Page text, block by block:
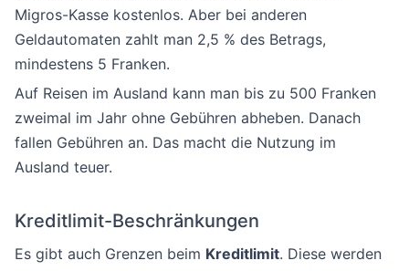
Migros-Kasse kostenlos. Aber bei anderen
Geldautomaten zahlt man 2,5 % des Betrags,
mindestens 5 Franken.
Auf Reisen im Ausland kann man bis zu 500 Franken
zweimal im Jahr ohne Gebühren abheben. Danach
fallen Gebühren an. Das macht die Nutzung im
Ausland teuer.
Kreditlimit-Beschränkungen
Es gibt auch Grenzen beim Kreditlimit. Diese werden